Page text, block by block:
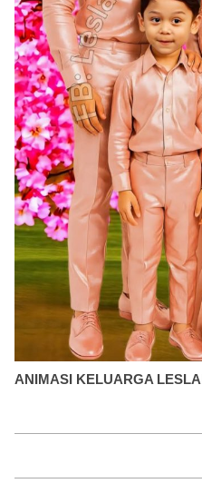
ANIMASI KELUARGA